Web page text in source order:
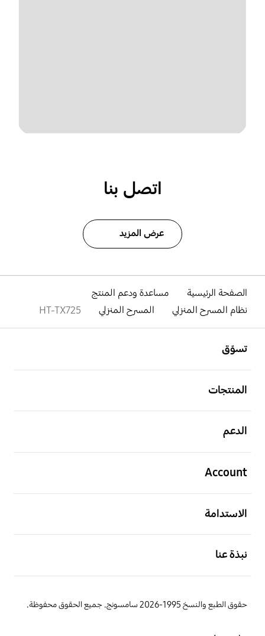
اتصل بنا
عرض المزيد
الصفحة الرئيسية
مساعدة ودعم المنتج
نظام المسرح المنزلي
المسرح المنزلي HT-TX725
تسوّق
المنتجات
الدعم
Account
الاستدامة
نبذة عنا
حقوق الطبع والنسخ 1995-2026 سامسونج. جميع الحقوق محفوظة.